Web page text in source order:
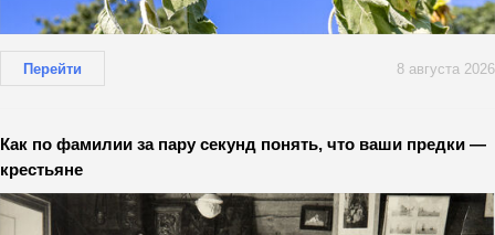
Перейти 8 августа 2026
Как по фамилии за пару секунд понять, что ваши предки —
крестьяне